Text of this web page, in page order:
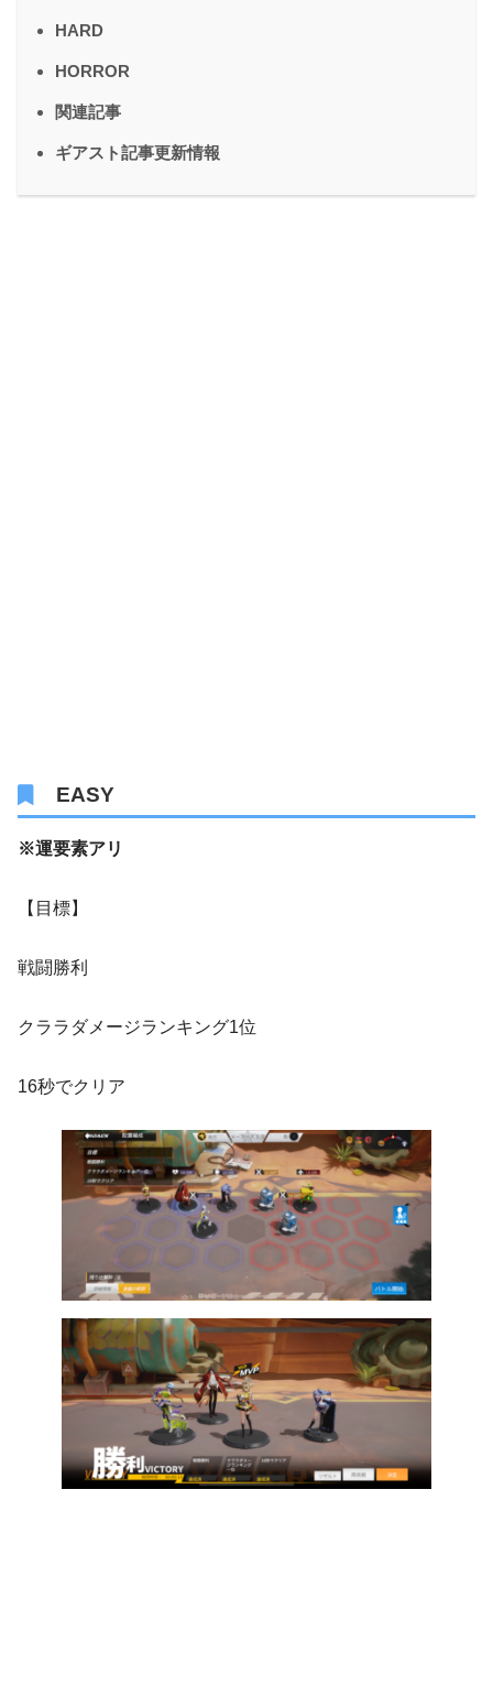
HARD
HORROR
関連記事
ギアスト記事更新情報
EASY
※運要素アリ
【目標】
戦闘勝利
クララダメージランキング1位
16秒でクリア